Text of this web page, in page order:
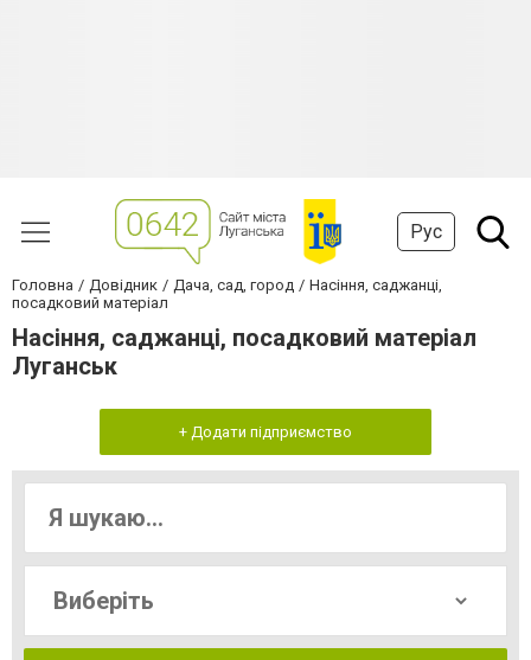
Рус
Головна Довідник Дача, сад, город
Насіння, саджанці,
посадковий матеріал
Насіння, саджанці, посадковий матеріал
Луганськ
+ Додати підприємство